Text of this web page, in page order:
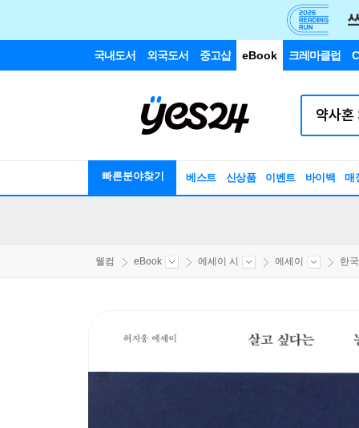
국내도서 외국도서 중고샵 eBook 크레마클럽
빠른분야찾기 베스트 신상품 이벤트 바이백 매
웰컴 eBook 에세이 시 에세이 한